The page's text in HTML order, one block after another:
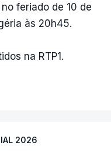
feriado de 10 de
às 20h45.
na RTP1.
2026